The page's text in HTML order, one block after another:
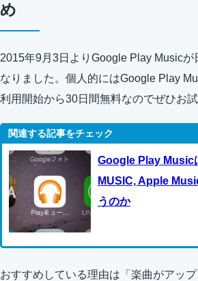
め
2015年9月3日 よりGoogle Play Musicが
なりました。個人的にはGoogle Play
利用開始から30日間無料なのでぜひお試
Google Play Music
MUSIC, Apple
うのか
おすすめしている理由は「楽曲がアッ